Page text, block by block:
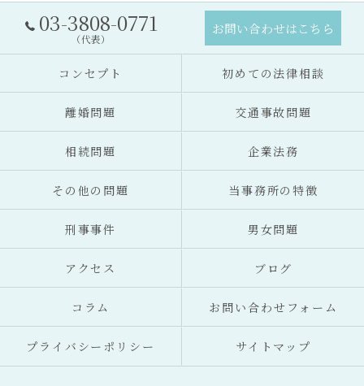
03-3808-0771
（代表）
お問い合わせはこちら
コンセプト 初めての法律相談
離婚問題 交通事故問題
相続問題 企業法務
その他の問題 当事務所の特徴
刑事事件 男女問題
アクセス ブログ
コラム お問い合わせフォーム
プライバシーポリシー サイトマップ